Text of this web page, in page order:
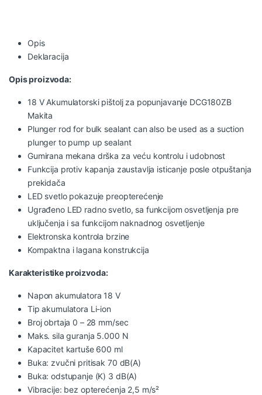
Opis
Deklaracija
Opis proizvoda:
18 V Akumulatorski pištolj za popunjavanje DCG180ZB
Makita
Plunger rod for bulk sealant can also be used as a suction
plunger to pump up sealant
Gumirana mekana drška za veću kontrolu i udobnost
Funkcija protiv kapanja zaustavlja isticanje posle otpuštanja
prekidača
LED svetlo pokazuje preopterećenje
Ugrađeno LED radno svetlo, sa funkcijom osvetljenja pre
uključenja i sa funkcijom naknadnog osvetljenje
Elektronska kontrola brzine
Kompaktna i lagana konstrukcija
Karakteristike proizvoda:
Napon akumulatora 18 V
Tip akumulatora Li-ion
Broj obrtaja 0 – 28 mm/sec
Maks. sila guranja 5.000 N
Kapacitet kartuše 600 ml
Buka: zvučni pritisak 70 dB(A)
Buka: odstupanje (K) 3 dB(A)
Vibracije: bez opterećenja 2,5 m/s²